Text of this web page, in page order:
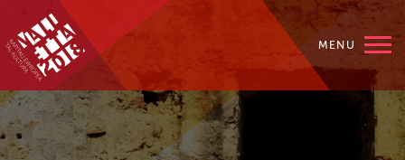
MENU